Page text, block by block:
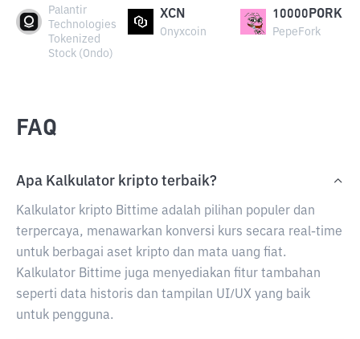
Palantir
Technologies
Tokenized
Stock (Ondo)
XCN
Onyxcoin
10000PORK
PepeFork
FAQ
Apa Kalkulator kripto terbaik?
Kalkulator kripto Bittime adalah pilihan populer dan
terpercaya, menawarkan konversi kurs secara real-time
untuk berbagai aset kripto dan mata uang fiat.
Kalkulator Bittime juga menyediakan fitur tambahan
seperti data historis dan tampilan UI/UX yang baik
untuk pengguna.